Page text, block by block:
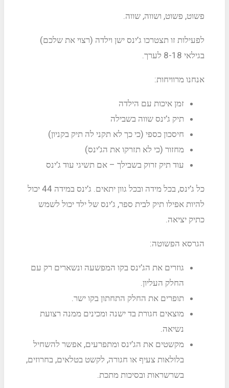
פשוט, פשוט, ושווה, שווה.
לפעילות זו תצטרכו ג’ינס ישן וילדה (רצוי את שלכם)
בגילאי 8-18 לערך.
אנחנו מרוויחות:
זמן איכות עם הילדה
תיק ג’ינס שווה בשבילה
חיסכון כספי (כי כך לא תקני לה תיק בקניון)
מחזור (כי לא תזרקו את הג’ינס)
עוד תיק זרוק בשבילך – אם תשיגי עוד ג’ינס
כל ג’ינס, בכל מידה ובכל גוון יתאים. ג’ינס במידה 44 יכול
להיות אפילו תיק לבית ספר, ג’ינס של ילד יכול לשמש
כתיק יציאה.
הגרסא הפשוטה:
גוזרים את הג’ינס בקו המפשעה ונשארים רק עם
החלק העליון.
תופרים את החלק התחתון בקו ישר.
מוצאים חגורת בד ישנה ומכינים ממנה רצועת
נשיאה.
מקשטים את הג’ינס ומתפרעים, אפשר להשחיל
בלולאות צעיף או חגורה, לקשט בטלאים, בחרוזים,
בשרשראות ובסיכות מתכת.